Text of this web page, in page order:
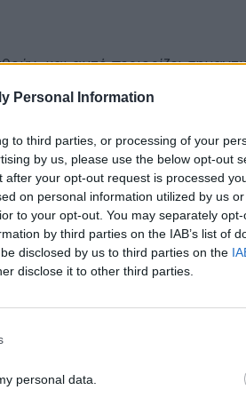
Personal Information
to third parties, or processing of your
by us, please use the below opt-out
your opt-out request is processed
on personal information utilized by us
to your opt-out. You may separately
by third parties on the IAB’s list of
disclosed by us to third parties on the
disclose it to other third parties.
personal data.
και αυτό περιορίζει
μάχη κατά της COVID-19,
SARS-CoV-2 και ανέπτυξαν
ατόμων που θα μπορούσαν
χορηγηθεί θεραπευτικά σε
μια εις βάθος κατανόηση των